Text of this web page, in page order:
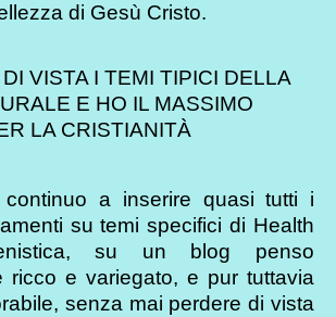
di Gesù Cristo.
VISTA I TEMI TIPICI DELLA
E HO IL MASSIMO
LA CRISTIANITÀ
continuo a inserire quasi tutti i
su temi specifici di Health
su un blog penso
ricco e variegato, e pur tuttavia
senza mai perdere di vista